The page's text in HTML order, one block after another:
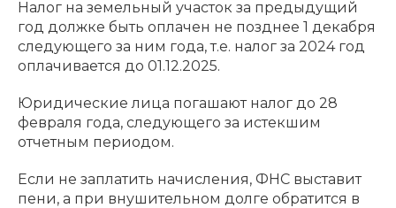
Налог на земельный участок за предыдущий
год должке быть оплачен не позднее 1 декабря
следующего за ним года, т.е. налог за 2024 год
оплачивается до 01.12.2025.
Юридические лица погашают налог до 28
февраля года, следующего за истекшим
отчетным периодом.
Если не заплатить начисления, ФНС выставит
пени, а при внушительном долге обратится в